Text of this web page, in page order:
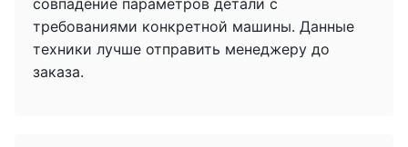
совпадение параметров детали с
требованиями конкретной машины. Данные
техники лучше отправить менеджеру до
заказа.